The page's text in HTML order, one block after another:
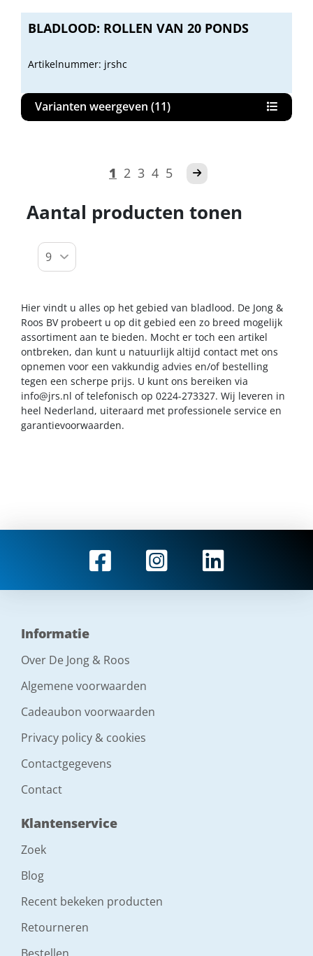
BLADLOOD: ROLLEN VAN 20 PONDS
Artikelnummer: jrshc
Varianten weergeven (11)
1 2 3 4 5
Aantal producten tonen
Hier vindt u alles op het gebied van bladlood. De Jong &
Roos BV probeert u op dit gebied een zo breed mogelijk
assortiment aan te bieden. Mocht er toch een artikel
ontbreken, dan kunt u natuurlijk altijd contact met ons
opnemen voor een vakkundig advies en/of bestelling
tegen een scherpe prijs. U kunt ons bereiken via
info@jrs.nl of telefonisch op 0224-273327. Wij leveren in
heel Nederland, uiteraard met professionele service en
garantievoorwaarden.
Informatie
Over De Jong & Roos
Algemene voorwaarden
Cadeaubon voorwaarden
Privacy policy & cookies
Contactgegevens
Contact
Klantenservice
Zoek
Blog
Recent bekeken producten
Retourneren